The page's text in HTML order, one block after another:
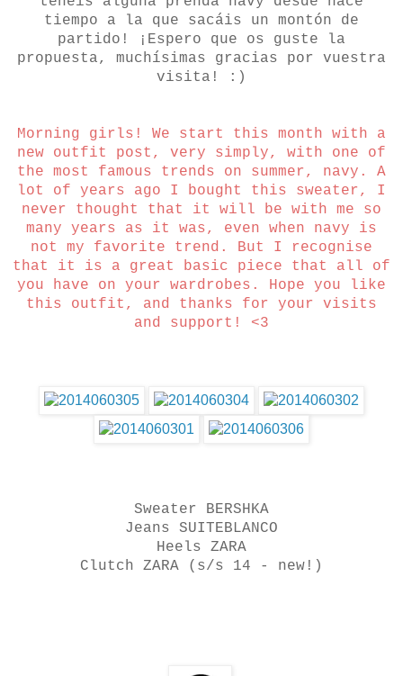
tiempo a la que sacáis un montón de
partido! ¡Espero que os guste la
propuesta, muchísimas gracias por vuestra
visita! :)
Morning girls! We start this month with a
new outfit post, very simply, with one of
the most famous trends on summer, navy. A
lot of years ago I bought this sweater, I
never thought that it will be with me so
many years as it was, even when navy is
not my favorite trend. But I recognise
that it is a great basic piece that all of
you have on your wardrobes. Hope you like
this outfit, and thanks for your visits
and support! <3
Sweater BERSHKA
Jeans SUITEBLANCO
Heels ZARA
Clutch ZARA (s/s 14 - new!)